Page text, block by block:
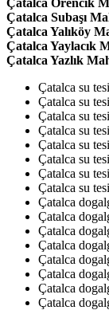
Çatalca Subaşı
Çatalca Yalıköy
Çatalca Yaylacık
Çatalca Yazlık
Çatalca su
Çatalca su
Çatalca su
Çatalca su
Çatalca su
Çatalca su
Çatalca su
Çatalca su
Çatalca
Çatalca
Çatalca
Çatalca
Çatalca
Çatalca
Çatalca
Çatalca